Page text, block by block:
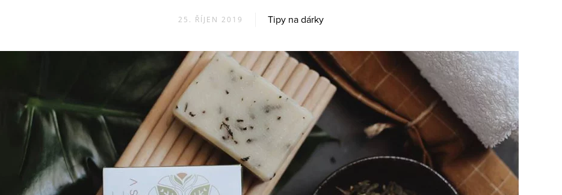
25. ŘÍJEN 2019 Tipy na dárky